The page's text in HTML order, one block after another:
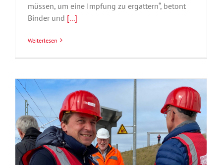
müssen, um eine Impfung zu ergattern“, betont
Binder und [...]
Weiterlesen